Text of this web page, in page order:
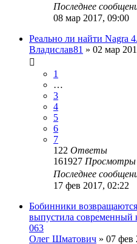
Последнее
08 мар 2017, 09:00
Реально ли найти Nagra
Владислав81 » 02 мар
1
…
3
4
5
6
7
122 Ответы
161927 Просмотры
Последнее
17 фев 2017, 02:22
Бобинники
выпустила
063
Олег Шматович » 07 фев